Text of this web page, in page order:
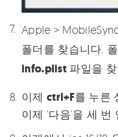
Apple >
폴더를 찾습니다.
info.plist 파일을
이제 ctrl+F를 누른
이제 '다음'을 세 번